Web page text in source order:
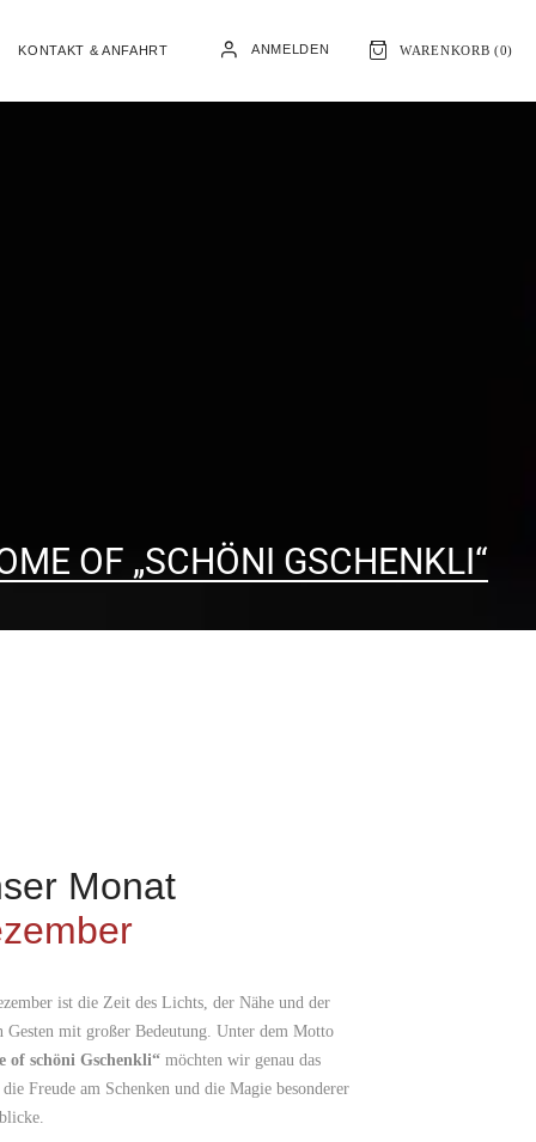
KONTAKT & ANFAHRT ANMELDEN WARENKORB (0)
OF „SCHÖNI GSCHENKLI“
Monat
ist die Zeit des Lichts, der Nähe und der
Gesten mit großer Bedeutung. Unter dem Motto
of schöni Gschenkli“ möchten wir genau das
Freude am Schenken und die Magie besonderer